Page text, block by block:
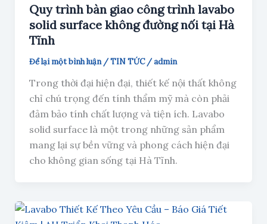
Quy trình bàn giao công trình lavabo
solid surface không đường nối tại Hà
Tĩnh
Để lại một bình luận /TIN TỨC/admin
Trong thời đại hiện đại, thiết kế nội thất không
chỉ chú trọng đến tính thẩm mỹ mà còn phải
đảm bảo tính chất lượng và tiện ích. Lavabo
solid surface là một trong những sản phẩm
mang lại sự bền vững và phong cách hiện đại
cho không gian sống tại Hà Tĩnh.